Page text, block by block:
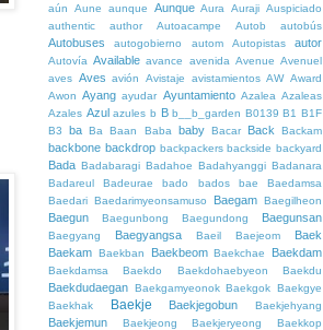
aún
Aune aunque Aunque Aura Auraji Auspiciado
authentic
author Autoacampe Autob autobús
Autobuses autogobierno autom Autopistas autor
Autovía Available avance avenida Avenue Avenuel
aves Aves avión Avistaje avistamientos AW Award
Awon Ayang ayudar Ayuntamiento Azalea Azaleas
Azales Azul azules b B b__b_garden B0139 B1 B1F
B3
ba Ba Baan Baba baby Bacar Back Backam
backbone backdrop backpackers backside backyard
Bada Badabaragi Badahoe Badahyanggi Badanara
Badareul
Badeurae bado bados bae
Baedamsa
Baedari Baedarimyeonsamuso Baegam Baegilheon
Baegun Baegunbong Baegundong Baegunsan
Baegyang Baegyangsa Baeil Baejeom
Baek
Baekam Baekban Baekbeom Baekchae Baekdam
Baekdamsa Baekdo Baekdohaebyeon Baekdu
Baekdudaegan Baekgamyeonok Baekgok Baekgye
Baekhak
Baekje Baekjegobun Baekjehyang
Baekjemun Baekjeong Baekjeryeong
Baekkop